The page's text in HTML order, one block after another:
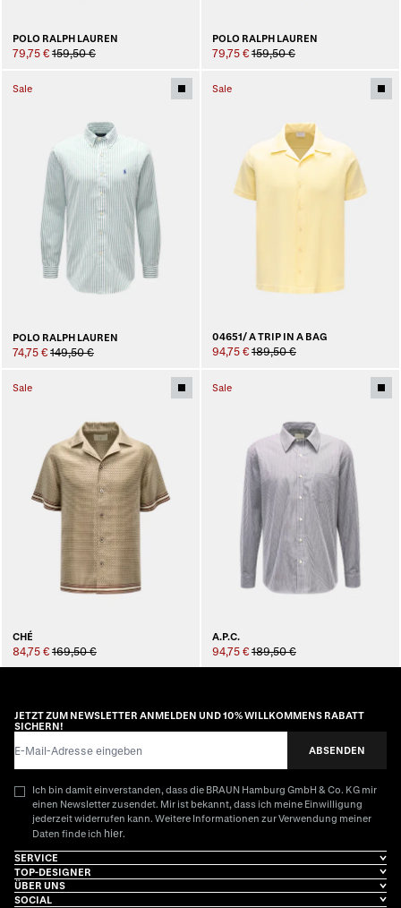
POLO RALPH LAUREN
79,75 € 159,50 €
POLO RALPH LAUREN
79,75 € 159,50 €
Sale
POLO RALPH LAUREN
74,75 € 149,50 €
Sale
04651/ A TRIP IN A BAG
94,75 € 189,50 €
Sale
CHÉ
84,75 € 169,50 €
Sale
A.P.C.
94,75 € 189,50 €
JETZT ZUM NEWSLETTER ANMELDEN UND 10% WILLKOMMENS RABATT
SICHERN!
ABSENDEN
Ich bin damit einverstanden, dass die BRAUN Hamburg GmbH & Co. KG mir
einen Newsletter zusendet. Mir ist bekannt, dass ich meine Einwilligung
jederzeit widerrufen kann. Weitere Informationen zur Verwendung meiner
Daten finde ich hier.
SERVICE
TOP-DESIGNER
ÜBER UNS
SOCIAL